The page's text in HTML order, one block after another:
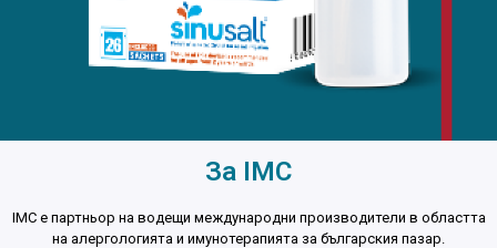
За IMC
IMC е партньор на водещи международни производители в областта
на алергологията и имунотерапията за българския пазар.